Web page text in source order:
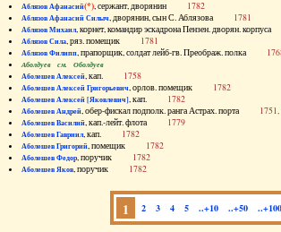
Аблязов Афанасий(*), сержант, дворянин 1782
Аблязов Афанасий Силыч, дворянин, сын С. Аблязова 1781
Аблязов Михаил, корнет, командир эскадрона Пензен. дворян.
Аблязов Сила, ряз. помещик 1781
Аблязов Филипп, прапорщик, солдат лейб-гв. Преображ. полка
Аболдуев см. Оболдуев
Аболешев Алексей, кап. 1758
Аболешев Алексей Григорьевич, орлов. помещик 1782
Аболешев Алексей [Яковлевич], кап. 1782
Аболешев Андрей, обер-фискал подполк. ранга Астрах. порта
Аболешев Василий, кап.-лейт. флота 1779
Аболешев Гавриил, кап. 1782
Аболешев Григорий, помещик 1782
Аболешев Федор, поручик 1782
Аболешев Яков, поручик 1782
1 2 3 4 5 ..+10 ..+50 ..+100